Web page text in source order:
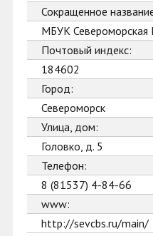
Сокращенное
МБУК Североморская
Почтовый индекс:
184602
Город:
Североморск
Улица, дом:
Головко, д. 5
Телефон:
8 (81537) 4-84-66
www:
http://sevcbs.ru/main/